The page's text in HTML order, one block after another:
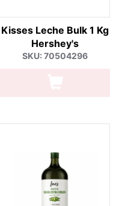
Kisses Leche Bulk 1 Kg
Hershey's
SKU: 70504296